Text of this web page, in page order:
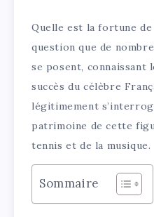
Quelle est la fortune de
question que de
se posent, connaissant
succès du célèbre
légitimement
patrimoine de cette
tennis et de la musique.
Sommaire